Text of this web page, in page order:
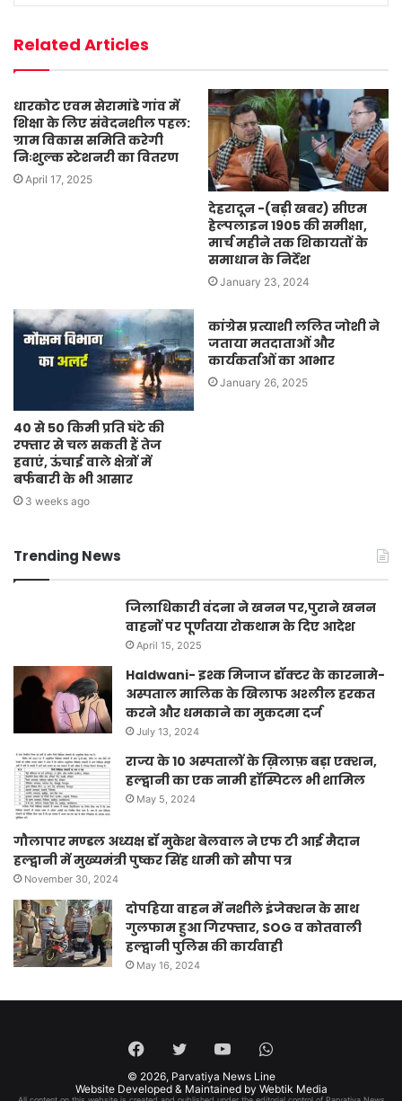
Related Articles
धारकोट एवम सेरामांडे गांव में
शिक्षा के लिए संवेदनशील पहल:
ग्राम विकास समिति करेगी
निःशुल्क स्टेशनरी का वितरण
April 17, 2025
देहरादून -(बड़ी खबर) सीएम
हेल्पलाइन 1905 की समीक्षा,
मार्च महीने तक शिकायतों के
समाधान के निर्देश
January 23, 2024
40 से 50 किमी प्रति घंटे की
रफ्तार से चल सकती हैं तेज
हवाएं, ऊंचाई वाले क्षेत्रों में
बर्फबारी के भी आसार
3 weeks ago
कांग्रेस प्रत्याशी ललित जोशी ने
जताया मतदाताओं और
कार्यकर्ताओं का आभार
January 26, 2025
Trending News
जिलाधिकारी वंदना ने खनन पर,पुराने खनन
वाहनों पर पूर्णतया रोकथाम के दिए आदेश
April 15, 2025
Haldwani- इश्क मिजाज डॉक्टर के कारनामे-
अस्पताल मालिक के खिलाफ अश्लील हरकत
करने और धमकाने का मुकदमा दर्ज
July 13, 2024
राज्य के 10 अस्पतालों के ख़िलाफ़ बड़ा एक्शन,
हल्द्वानी का एक नामी हॉस्पिटल भी शामिल
May 5, 2024
गौलापार मण्डल अध्यक्ष डॉ मुकेश बेलवाल ने एफ टी आई मैदान
हल्द्वानी में मुख्यमंत्री पुष्कर सिंह धामी को सौपा पत्र
November 30, 2024
दोपहिया वाहन में नशीले इंजेक्शन के साथ
गुलफाम हुआ गिरफ्तार, SOG व कोतवाली
हल्द्वानी पुलिस की कार्यवाही
May 16, 2024
Facebook
TwitterYouTubeWhatsApp
© 2026, Parvatiya News Line
Website Developed & Maintained by Webtik Media